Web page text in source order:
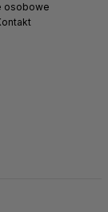
osobowe